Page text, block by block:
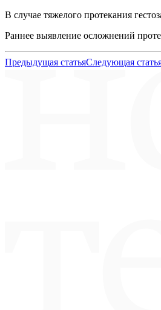
В случае тяжелого протекания
Раннее выявление осложнений
Предыдущая статьяСледующая